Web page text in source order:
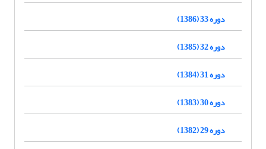
دوره 33 (1386)
دوره 32 (1385)
دوره 31 (1384)
دوره 30 (1383)
دوره 29 (1382)